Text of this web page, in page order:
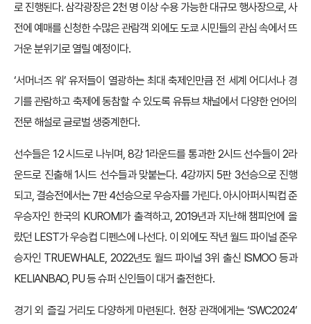
로 진행된다. 삼각광장은 2천 명 이상 수용 가능한 대규모 행사장으로, 사
전에 예매를 신청한 수많은 관람객 외에도 도쿄 시민들의 관심 속에서 뜨
거운 분위기로 열릴 예정이다.
‘서머너즈 워’ 유저들이 열광하는 최대 축제인만큼 전 세계 어디서나 경
기를 관람하고 축제에 동참할 수 있도록 유튜브 채널에서 다양한 언어의
전문 해설로 글로벌 생중계한다.
선수들은 1·2 시드로 나뉘며, 8강 1라운드를 통과한 2시드 선수들이 2라
운드로 진출해 1시드 선수들과 맞붙는다. 4강까지 5판 3선승으로 진행
되고, 결승전에서는 7판 4선승으로 우승자를 가린다. 아시아퍼시픽컵 준
우승자인 한국의 KUROMI가 출격하고, 2019년과 지난해 챔피언에 올
랐던 LEST가 우승컵 디펜스에 나선다. 이 외에도 작년 월드 파이널 준우
승자인 TRUEWHALE, 2022년도 월드 파이널 3위 출신 ISMOO 등과
KELIANBAO, PU 등 슈퍼 신인들이 대거 출전한다.
경기 외 즐길 거리도 다양하게 마련된다. 현장 관객에게는 ‘SWC2024’